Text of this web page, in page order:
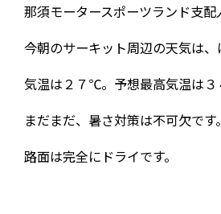
那須モータースポーツランド支配
今朝のサーキット周辺の天気は、
気温は２７℃。予想最高気温は３
まだまだ、暑さ対策は不可欠です。
路面は完全にドライです。